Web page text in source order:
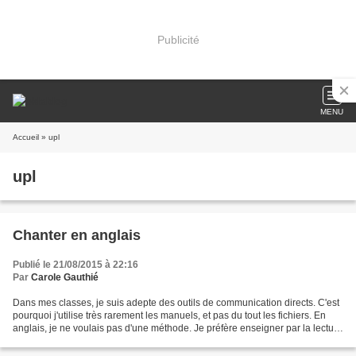
Publicité
MENU
Accueil » upl
upl
Chanter en anglais
Publié le 21/08/2015 à 22:16
Par Carole Gauthié
Dans mes classes, je suis adepte des outils de communication directs. C'est
pourquoi j'utilise très rarement les manuels, et pas du tout les fichiers. En
anglais, je ne voulais pas d'une méthode. Je préfère enseigner par la lecture